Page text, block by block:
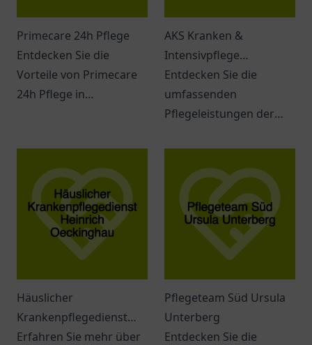
Primecare 24h Pflege
Entdecken Sie die
Vorteile von Primecare
24h Pflege in
Uhr Betreuung für
Senioren in einem
unterstützenden
Umfeld.
AKS Kranken &
Intensivpflege
GmbH&Co.KG
Entdecken Sie die
umfassenden
Pflegeleistungen der
Intensivpflege in
Herford. Individuelle
Betreuung für jeden
Patienten.
Häuslicher
Krankenpflegedienst
Heinrich Oeckinghau
Erfahren Sie mehr über
Pflegeteam Süd Ursula
Unterberg
Entdecken Sie die